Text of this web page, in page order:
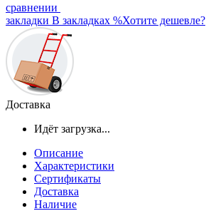
сравнении
закладки В закладках %Хотите дешевле?
Доставка
Идёт загрузка...
Описание
Характеристики
Сертификаты
Доставка
Наличие